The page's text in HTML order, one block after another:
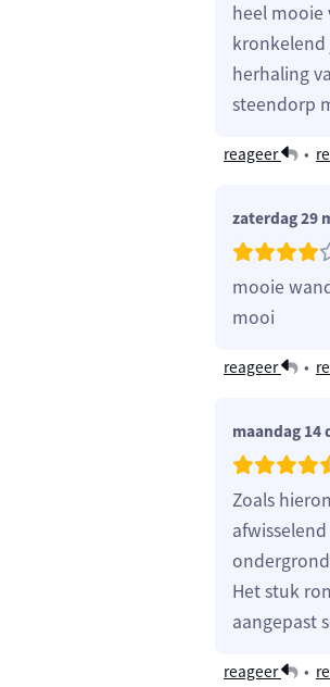
heel mooie
kronkelend
herhaling
steendorp
reageer •
zaterdag 29
mooie
mooi
reageer •
maandag 14
Zoals
Het stuk
aangepast
reageer •